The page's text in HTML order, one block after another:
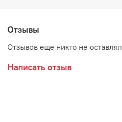
Производитель:
Мебельная фабрика ТЕКС
Отзывы
Отзывов еще никто не оставлял
Написать отзыв